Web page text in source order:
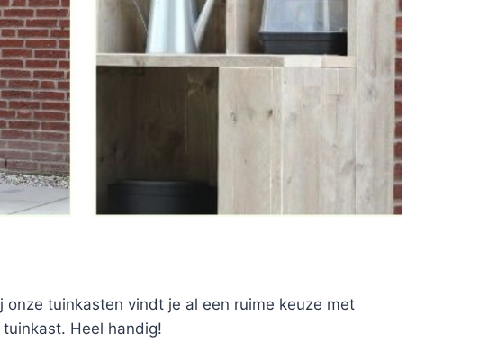
tuinkasten vindt je al een ruime keuze met
Heel handig!